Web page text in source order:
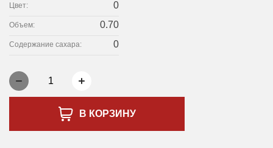
Цвет: 0
Объем: 0.70
Содержание сахара: 0
1
В КОРЗИНУ